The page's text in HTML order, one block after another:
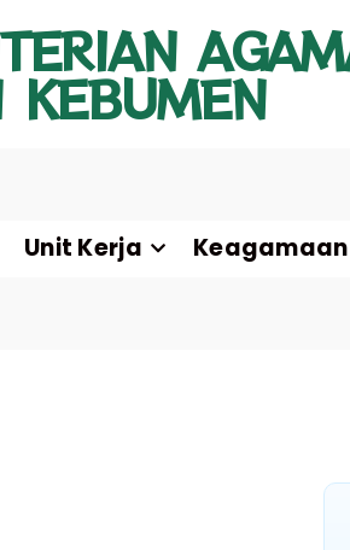
KEBUMEN
Unit Kerja Keagamaan